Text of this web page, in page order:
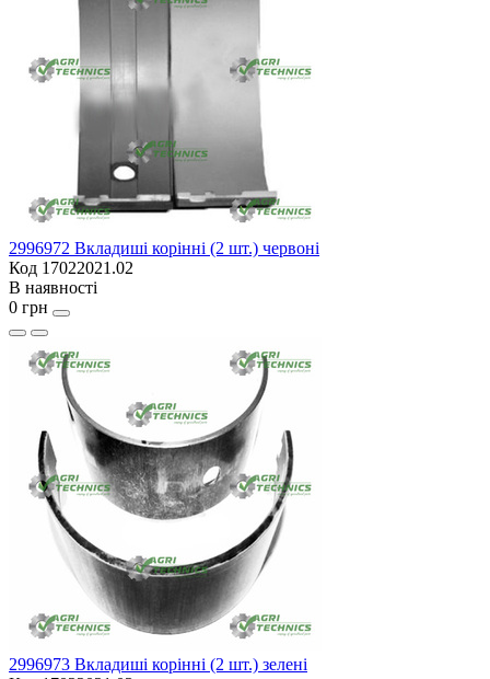
2996972 Вкладиші корінні (2 шт.) червоні
Код 17022021.02
В наявності
0 грн
2996973 Вкладиші корінні (2 шт.) зелені